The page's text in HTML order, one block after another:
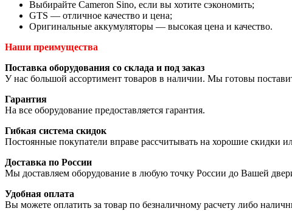
Выбирайте Cameron Sino, если вы хотите сэкономить;
GTS — отличное качество и цена;
Оригинальные аккумуляторы — высокая цена и качество.
Наши преимущества
Поставка оборудования со склада и под заказ
У нас большой ассортимент товаров в наличии. Мы готовы
Гарантия
На все оборудование предоставляется гарантия.
Гибкая система скидок
Постоянные покупатели вправе рассчитывать на хорошие скидки
Доставка по России
Мы доставляем оборудование в любую точку России до Вашей
Удобная оплата
Вы можете оплатить за товар по безналичному расчету либо